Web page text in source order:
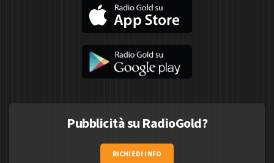
Pubblicità su RadioGold?
RICHIEDI INFO